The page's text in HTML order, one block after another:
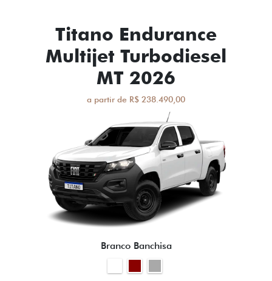
Titano Endurance
Multijet Turbodiesel
MT 2026
a partir de R$ 238.490,00
Branco Banchisa